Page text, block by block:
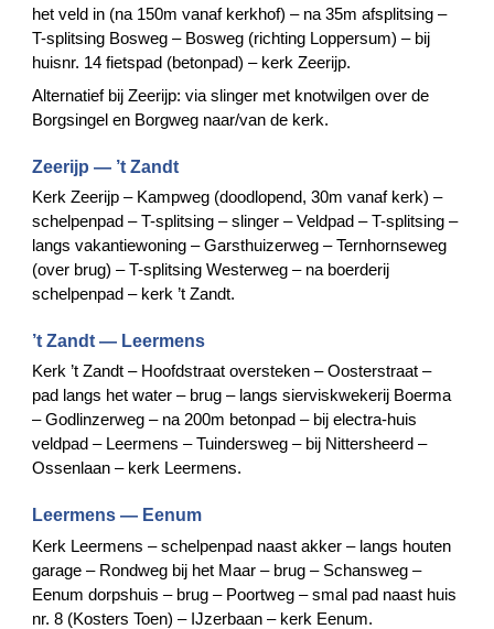
het veld in (na 150m vanaf kerkhof) – na 35m afsplitsing –
T-splitsing Bosweg – Bosweg (richting Loppersum) – bij
huisnr. 14 fietspad (betonpad) – kerk Zeerijp.
Alternatief bij Zeerijp: via slinger met knotwilgen over de
Borgsingel en Borgweg naar/van de kerk.
Zeerijp — ’t Zandt
Kerk Zeerijp – Kampweg (doodlopend, 30m vanaf kerk) –
schelpenpad – T-splitsing – slinger – Veldpad – T-splitsing –
langs vakantiewoning – Garsthuizerweg – Ternhornseweg
(over brug) – T-splitsing Westerweg – na boerderij
schelpenpad – kerk ’t Zandt.
’t Zandt — Leermens
Kerk ’t Zandt – Hoofdstraat oversteken – Oosterstraat –
pad langs het water – brug – langs sierviskwekerij Boerma
– Godlinzerweg – na 200m betonpad – bij electra-huis
veldpad – Leermens – Tuindersweg – bij Nittersheerd –
Ossenlaan – kerk Leermens.
Leermens — Eenum
Kerk Leermens – schelpenpad naast akker – langs houten
garage – Rondweg bij het Maar – brug – Schansweg –
Eenum dorpshuis – brug – Poortweg – smal pad naast huis
nr. 8 (Kosters Toen) – IJzerbaan – kerk Eenum.